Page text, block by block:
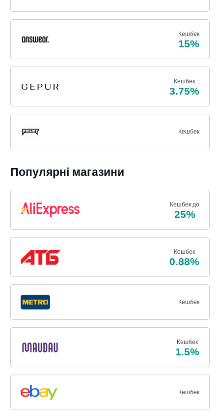
Кешбек
15%
Кешбек
3.75%
Кешбек
Популярні магазини
Кешбек до
25%
Кешбек
0.88%
Кешбек
Кешбек
1.5%
Кешбек